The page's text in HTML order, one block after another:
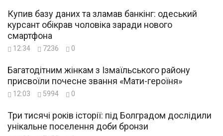
Купив базу даних та зламав банкінг: одеський
курсант обікрав чоловіка заради нового
смартфона
12:34 7236 0
Багатодітним жінкам з Ізмаїльського району
присвоїли почесне звання «Мати-героїня»
12:03 5994 0
Три тисячі років історії: під Болградом дослідили
унікальне поселення доби бронзи